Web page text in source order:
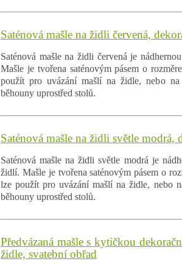
Saténová mašle na židli červená,
Saténová mašle na židli červená je
Mašle je tvořena saténovým pásem o
použít pro uvázání mašlí na židle, nebo
běhouny uprostřed stolů.
Saténová mašle na židli světle modrá,
Saténová mašle na židli světle modrá je
židlí. Mašle je tvořena saténovým pásem o
lze použít pro uvázání mašlí na židle, nebo
běhouny uprostřed stolů.
Předvázaná mašle s kytičkou
židle, svatební obřad